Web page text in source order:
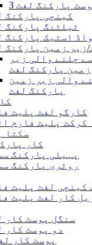
کینچی پارکنگ
ٹیلٹنگ پارکنگ
اسٹیک پارکنگ
زیر زمین پارکنگ
چلنے والی زیر
زمین پارکنگ لفٹ
والی زیر زمین
پارکنگ لفٹ
کارگو لفٹ پلیٹ
کرکٹ پلیٹ فارم
سکتا
کار
پہیلی پارکنگ
روٹری پارکنگ
کینچی لفٹ پلیٹ
کار لفٹ پلیٹ
سنگل پوسٹ کار
دو پوسٹ کار
4 پوسٹ کار